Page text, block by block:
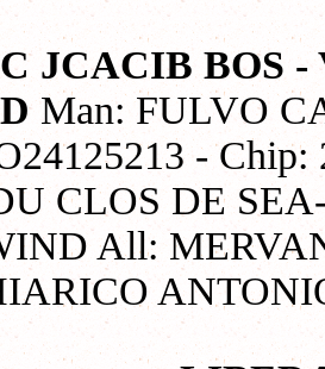
JCACIB BOS
Man: FULVO
- Chip:
CLOS DE
All: